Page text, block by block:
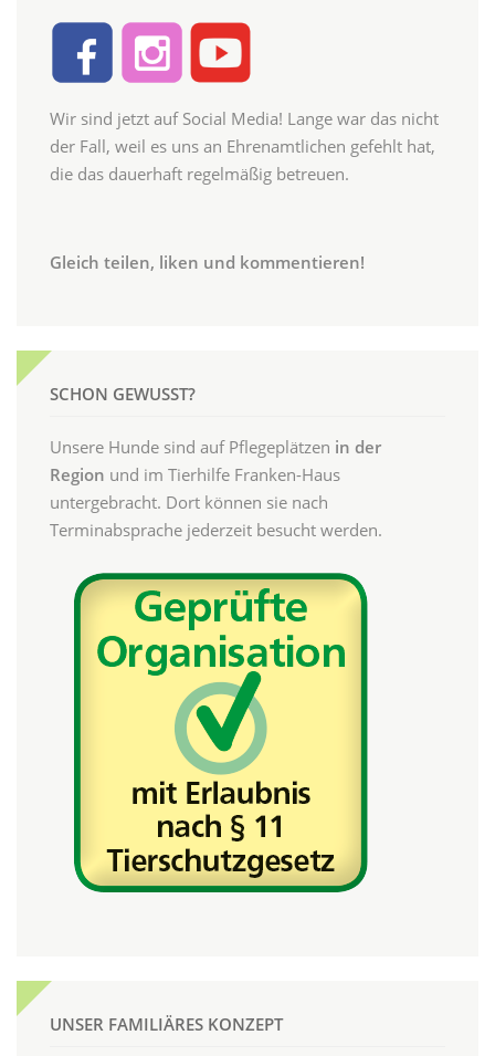
Wir sind jetzt auf Social Media! Lange war das nicht
der Fall, weil es uns an Ehrenamtlichen gefehlt hat,
die das dauerhaft regelmäßig betreuen.
Gleich teilen, liken und kommentieren!
SCHON GEWUSST?
Unsere Hunde sind auf Pflegeplätzen in der
Region und im Tierhilfe Franken-Haus
untergebracht. Dort können sie nach
Terminabsprache jederzeit besucht werden.
UNSER FAMILIÄRES KONZEPT